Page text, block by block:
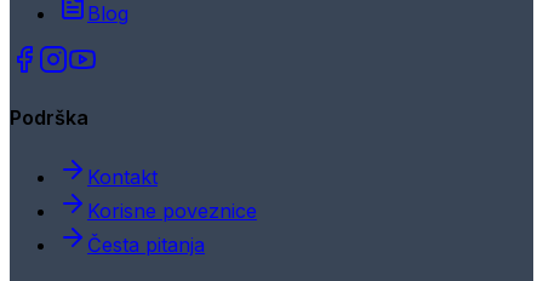
Blog
Podrška
Kontakt
Korisne poveznice
Česta pitanja